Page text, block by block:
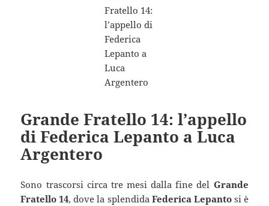
Grande Fratello 14: l’appello
di Federica Lepanto a Luca
Argentero
Sono trascorsi circa tre mesi dalla fine del Grande
Fratello 14, dove la splendida Federica Lepantosi è